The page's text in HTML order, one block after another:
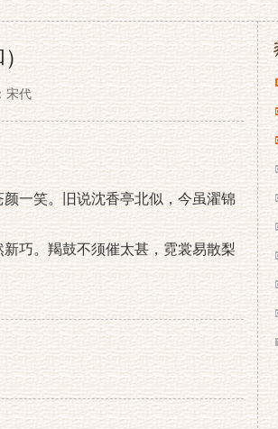
）
宋代
一笑。旧说沈香亭北似，今虽濯锦
巧。羯鼓不须催太甚，霓裳易散梨